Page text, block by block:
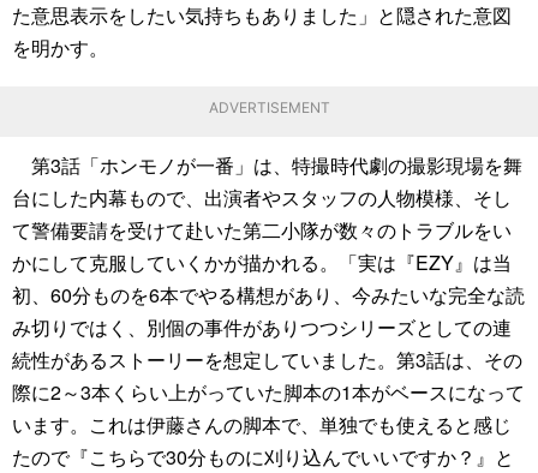
た意思表示をしたい気持ちもありました」と隠された意図
を明かす。
ADVERTISEMENT
第3話「ホンモノが一番」は、特撮時代劇の撮影現場を舞
台にした内幕もので、出演者やスタッフの人物模様、そし
て警備要請を受けて赴いた第二小隊が数々のトラブルをい
かにして克服していくかが描かれる。「実は『EZY』は当
初、60分ものを6本でやる構想があり、今みたいな完全な読
み切りではく、別個の事件がありつつシリーズとしての連
続性があるストーリーを想定していました。第3話は、その
際に2～3本くらい上がっていた脚本の1本がベースになって
います。これは伊藤さんの脚本で、単独でも使えると感じ
たので『こちらで30分ものに刈り込んでいいですか？』と